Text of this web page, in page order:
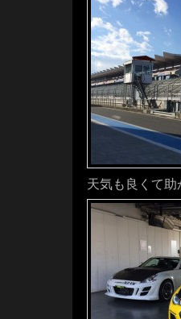
天気も良くて助